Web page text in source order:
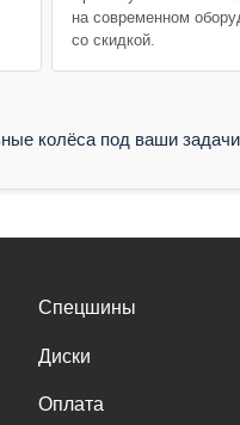
на современном
со скидкой.
колёса под ваши
Спецшины
Диски
Оплата